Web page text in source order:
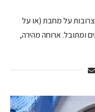
צרובות על מחבת (או על
ומתובל. ארוחה מהירה,